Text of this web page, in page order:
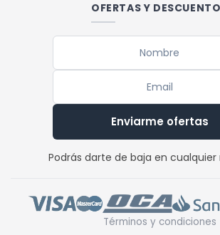
OFERTAS Y
Enviarme ofertas
Podrás darte de baja en
Términos y condiciones